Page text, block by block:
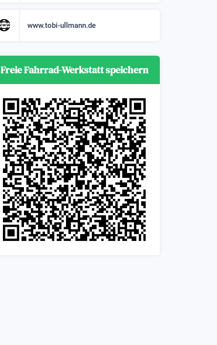
www.tobi-ullmann.de
Freie Fahrrad-Werkstatt speichern